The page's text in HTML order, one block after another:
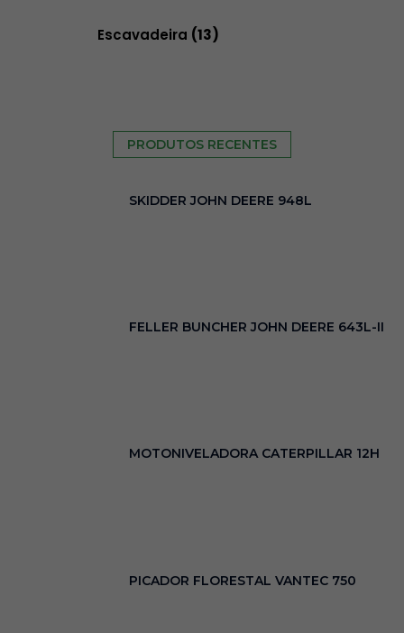
Escavadeira (13)
PRODUTOS RECENTES
SKIDDER JOHN DEERE 948L
FELLER BUNCHER JOHN DEERE 643L-II
MOTONIVELADORA CATERPILLAR 12H
PICADOR FLORESTAL VANTEC 750